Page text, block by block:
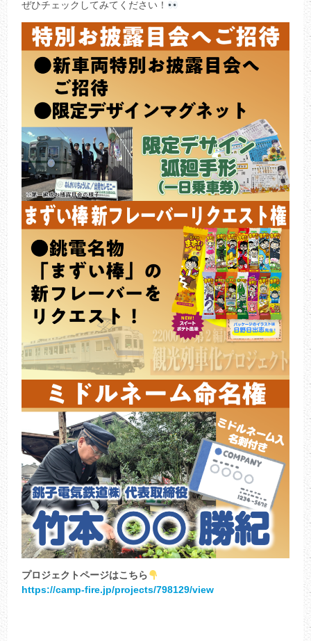
ぜひチェックしてみてください！
プロジェクトページはこちら
https://camp-fire.jp/projects/798129/view